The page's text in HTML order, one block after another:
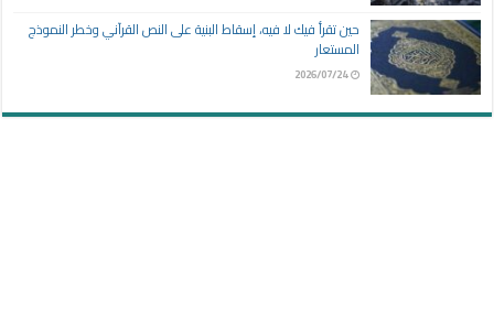
حين تقرأ فيك لا فيه، إسقاط البنية على النص القرآني وخطر النموذج
المستعار
2026/07/24